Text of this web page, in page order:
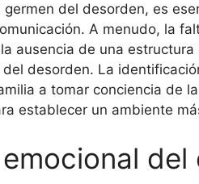
del desorden, es
A menudo, la
ausencia de una
desorden. La
a tomar conciencia de
establecer un ambiente